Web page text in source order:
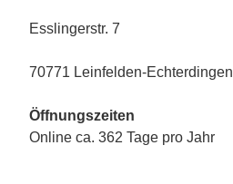
Esslingerstr. 7
70771 Leinfelden-Echterdingen
Öffnungszeiten
Online ca. 362 Tage pro Jahr